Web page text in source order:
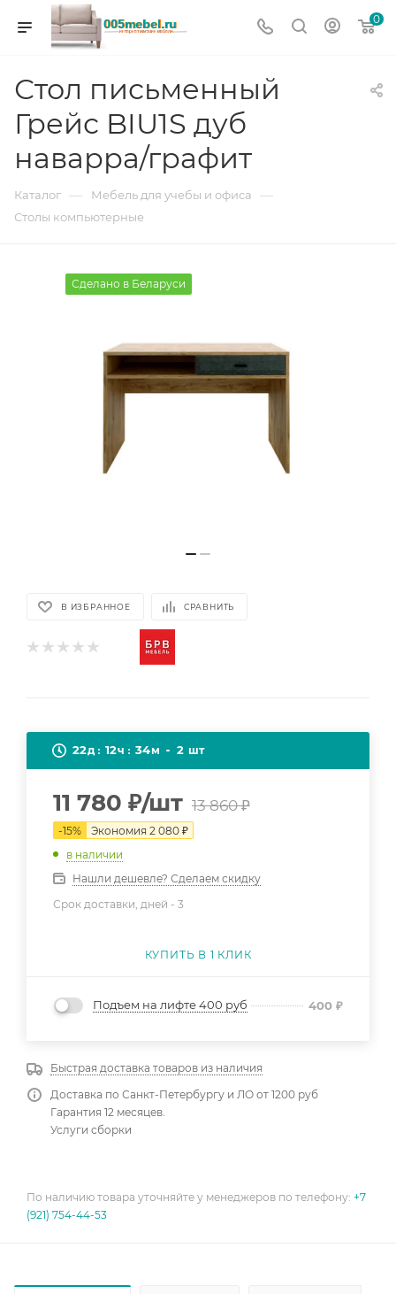
0
Стол письменный
Грейс BIU1S дуб
наварра/графит
Каталог — Мебель для учебы и офиса —
Столы компьютерные
Сделано в Беларуси
В ИЗБРАННОЕ СРАВНИТЬ
22д 12ч 34м 2 шт
11 780 ₽/шт 13 860₽
-15% Экономия 2 080 ₽
в наличии
Нашли дешевле? Сделаем скидку
Срок доставки, дней - 3
КУПИТЬ В 1 КЛИК
Подъем на лифте 400 руб 400 ₽
Быстрая доставка товаров из наличия
Доставка по Санкт-Петербургу и ЛО от 1200 руб
Гарантия 12 месяцев.
Услуги сборки
По наличию товара уточняйте у менеджеров по телефону: +7
(921) 754-44-53